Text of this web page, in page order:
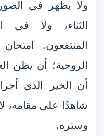
ولا يظهر في
الثناء، ولا في
المنتفعون.
الروحية؛ أن يظن
أن الخير الذي
شاهدًا على مقامه،
وستره.